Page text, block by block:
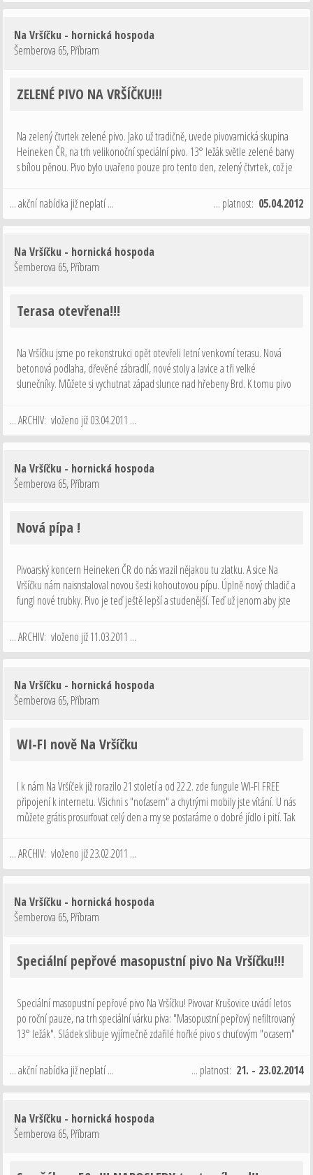
Na Vršíčku - hornická hospoda
Šemberova 65,Příbram
ZELENÉ PIVO NA VRŠÍČKU!!!
Na zelený čtvrtek zelené pivo. Jako už tradičně, uvede pivovarnická skupina
Heineken ČR, na trh velikonoční speciální pivo. 13° ležák světle zelené barvy
s bílou pěnou. Pivo bylo uvařeno pouze pro tento den, zelený čtvrtek, což je
... akční nabídka již neplatí ...
... platnost: 05.04.2012
Na Vršíčku - hornická hospoda
Šemberova 65,Příbram
Terasa otevřena!!!
Na Vršíčku jsme po rekonstrukci opět otevřeli letní venkovní terasu. Nová
betonová podlaha, dřevěné zábradlí, nové stoly a lavice a tři velké
slunečníky. Můžete si vychutnat západ slunce nad hřebeny Brd. K tomu pivo
... ARCHIV: vloženo již 03.04.2011 ...
Na Vršíčku - hornická hospoda
Šemberova 65,Příbram
Nová pípa !
Pivoarský koncern Heineken ČR do nás vrazil nějakou tu zlatku. A sice Na
Vršíčku nám naisnstaloval novou šesti kohoutovou pípu. Úplně nový chladič a
fungl nové trubky. Pivo je teď ještě lepší a studenější. Teď už jenom aby jste
... ARCHIV: vloženo již 11.03.2011 ...
Na Vršíčku - hornická hospoda
Šemberova 65,Příbram
WI-FI nově Na Vršíčku
I k nám Na Vršíček již rorazilo 21 století a od 22.2. zde fungule WI-FI FREE
připojení k internetu. Všichni s "noťasem" a chytrými mobily jste vítání. U nás
můžete grátis prosurfovat celý den a my se postaráme o dobré jídlo i pití. Tak
... ARCHIV: vloženo již 23.02.2011 ...
Na Vršíčku - hornická hospoda
Šemberova 65,Příbram
Speciální pepřové masopustní pivo Na Vršíčku!!!
Speciální masopustní pepřové pivo Na Vršíčku! Pivovar Krušovice uvádí letos
po roční pauze, na trh speciální várku piva: "Masopustní pepřový nefiltrovaný
13° ležák". Sládek slibuje vyjímečně zdařilé hořké pivo s chuťovým "ocasem"
... akční nabídka již neplatí ...
... platnost: 21. - 23.02.2014
Na Vršíčku - hornická hospoda
Šemberova 65,Příbram